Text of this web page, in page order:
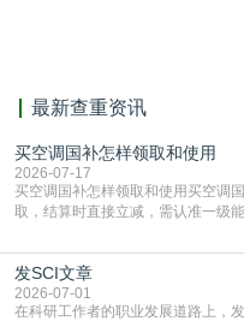
最新查重资讯
买空调国补怎样领取和使用
2026-07-17
买空调国补怎样领取和使用买空调
取，结算时直接立减‌，需认准一级
能领到补贴首选‌京东APP‌搜索专属
4949】等，口令会随活动更新，以
复制粘贴【8$FKFGgJq
发SCI文章
2026-07-01
在科研工作者的职业发展道路上，